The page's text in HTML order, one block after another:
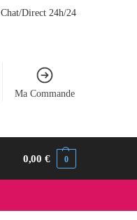
Chat/Direct 24h/24
Ma Commande
0,00€ 0